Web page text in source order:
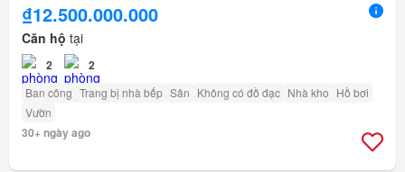
₫12.500.000.000
Căn hộ tại
2 2
Ban công Trang bị nhà bếp Sân Không có đồ đạc Nhà kho Hồ bơi
Vườn
30+ ngày ago